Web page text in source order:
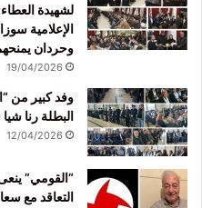
لشهيدة
الإعلامية
وحردان
19/04/2026
وفد كبير من
البطلة رنا
12/04/2026
“القومي”
التعاقد مع